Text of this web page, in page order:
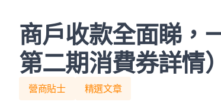
商戶收款全面睇，
第二期消費券詳情）
營商貼士 精選文章